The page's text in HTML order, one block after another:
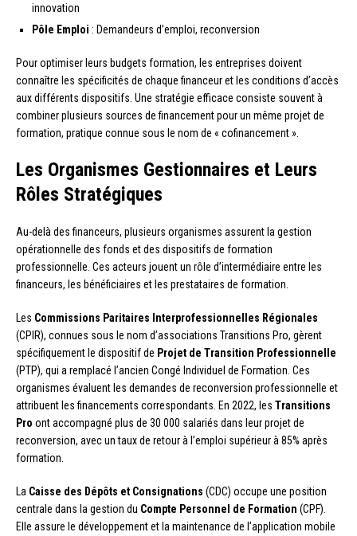
innovation
Pôle Emploi : Demandeurs d’emploi, reconversion
Pour optimiser leurs budgets formation, les entreprises doivent
connaître les spécificités de chaque financeur et les conditions d’accès
aux différents dispositifs. Une stratégie efficace consiste souvent à
combiner plusieurs sources de financement pour un même projet de
formation, pratique connue sous le nom de « cofinancement ».
Les Organismes Gestionnaires et Leurs
Rôles Stratégiques
Au-delà des financeurs, plusieurs organismes assurent la gestion
opérationnelle des fonds et des dispositifs de formation
professionnelle. Ces acteurs jouent un rôle d’intermédiaire entre les
financeurs, les bénéficiaires et les prestataires de formation.
Les Commissions Paritaires Interprofessionnelles Régionales
(CPIR), connues sous le nom d’associations Transitions Pro, gèrent
spécifiquement le dispositif de Projet de Transition Professionnelle
(PTP), qui a remplacé l’ancien Congé Individuel de Formation. Ces
organismes évaluent les demandes de reconversion professionnelle et
attribuent les financements correspondants. En 2022, les Transitions
Pro ont accompagné plus de 30 000 salariés dans leur projet de
reconversion, avec un taux de retour à l’emploi supérieur à 85% après
formation.
La Caisse des Dépôts et Consignations (CDC) occupe une position
centrale dans la gestion du Compte Personnel de Formation (CPF).
Elle assure le développement et la maintenance de l’application mobile